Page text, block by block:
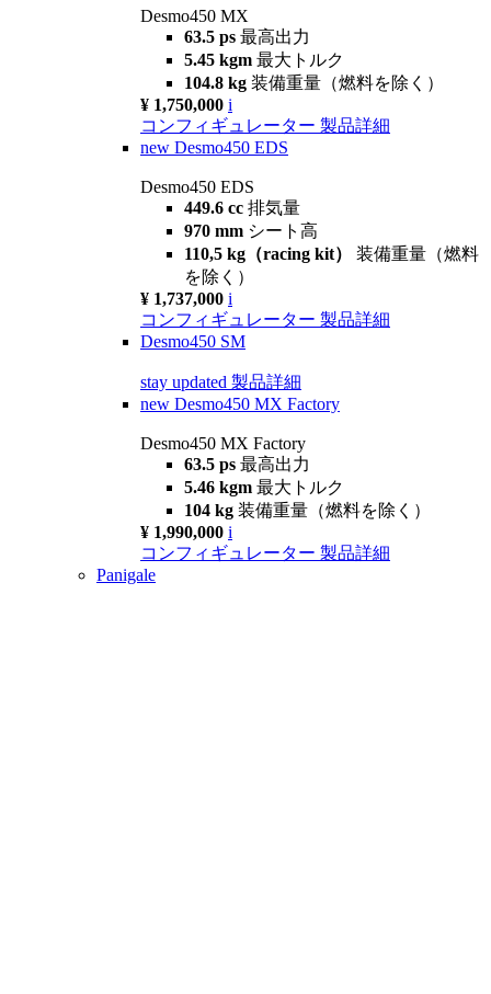
Desmo450 MX
63.5 ps 最高出力
5.45 kgm 最大トルク
104.8 kg 装備重量（燃料を除く）
¥ 1,750,000 i
コンフィギュレーター 製品詳細
new Desmo450 EDS
Desmo450 EDS
449.6 cc 排気量
970 mm シート高
110,5 kg（racing kit） 装備重量（燃料
を除く）
¥ 1,737,000 i
コンフィギュレーター 製品詳細
Desmo450 SM
stay updated 製品詳細
new Desmo450 MX Factory
Desmo450 MX Factory
63.5 ps 最高出力
5.46 kgm 最大トルク
104 kg 装備重量（燃料を除く）
¥ 1,990,000 i
コンフィギュレーター 製品詳細
Panigale